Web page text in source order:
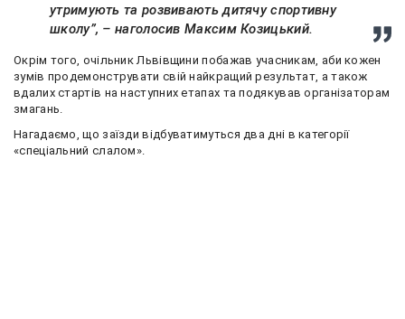
утримують та розвивають дитячу спортивну
школу”, – наголосив Максим Козицький.
Окрім того, очільник Львівщини побажав учасникам, аби кожен
зумів продемонструвати свій найкращий результат, а також
вдалих стартів на наступних етапах та подякував організаторам
змагань.
Нагадаємо, що заїзди відбуватимуться два дні в категорії
«спеціальний слалом».